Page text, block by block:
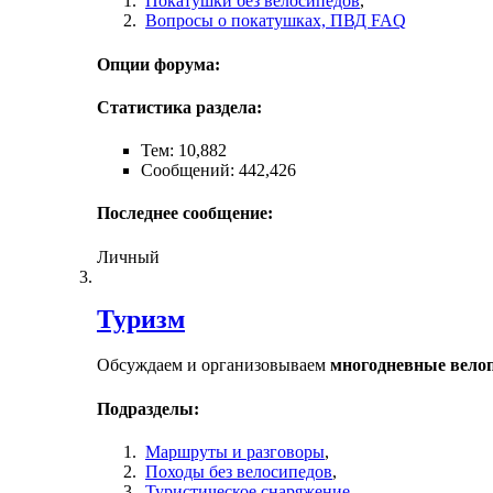
Вопросы о покатушках, ПВД FAQ
Опции форума:
Статистика раздела:
Тем: 10,882
Сообщений: 442,426
Последнее сообщение:
Личный
Туризм
Обсуждаем и организовываем многодневные
Подразделы:
Маршруты и разговоры,
Походы без велосипедов,